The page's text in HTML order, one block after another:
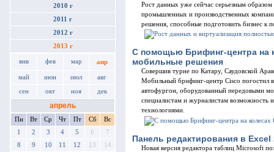
2010 г
2011 г
2012 г
2013 г
янв фев мар апр
май июн июл авг
сен окт ноя дек
апрель
Пн Вт Ср Чт Пт Сб
Вс
1
2 3 4 5 6
7
8
9 10 11 12 13
14
Рост данных уже сейчас серьезным образом
промышленных и производственных
решения, способные подготовить бизнес к
C помощью Брифинг-центра на
мобильные решения
Совершив турне по Катару, Саудовской
Мобильный брифинг-центр Cisco погостил
автофургон, оборудованный передовыми
специалистам и журналистам возможность
технологиями.
Панель редактирования в
Новая версия редактора таблиц Microsoft